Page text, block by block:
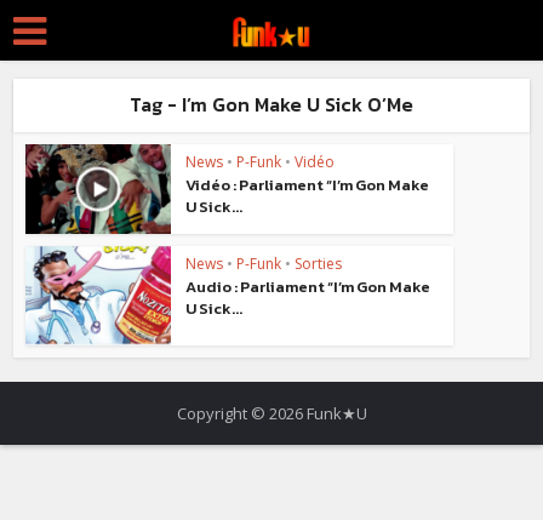
Tag - I’m Gon Make U Sick O’Me
News • P-Funk • Vidéo
Vidéo : Parliament “I’m Gon Make
U Sick...
News • P-Funk • Sorties
Audio : Parliament “I’m Gon Make
U Sick...
Copyright © 2026 Funk★U